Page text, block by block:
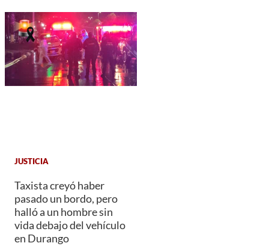
JUSTICIA
Taxista creyó haber
pasado un bordo, pero
halló a un hombre sin
vida debajo del vehículo
en Durango